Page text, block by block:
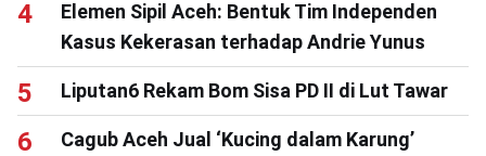
Elemen Sipil Aceh: Bentuk Tim Independen
Kasus Kekerasan terhadap Andrie Yunus
Liputan6 Rekam Bom Sisa PD II di Lut Tawar
Cagub Aceh Jual ‘Kucing dalam Karung’